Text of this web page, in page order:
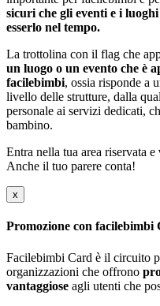
sicuri che gli eventi e i
esserlo nel tempo.
La trottolina con il flag che
un luogo o un evento che è
facilebimbi, ossia risponde a
livello delle strutture, dalla
personale ai servizi dedicati,
bambino.
Entra nella tua area riservata e
Anche il tuo parere conta!
x
Promozione con facilebimbi
Facilebimbi Card è il circuito
organizzazioni che offrono
vantaggiose agli utenti che